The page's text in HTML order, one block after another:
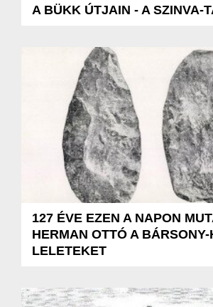
A BÜKK ÚTJAIN - A SZINVA-
127 ÉVE EZEN A NAPON
HERMAN OTTÓ A BÁRSONY-
LELETEKET